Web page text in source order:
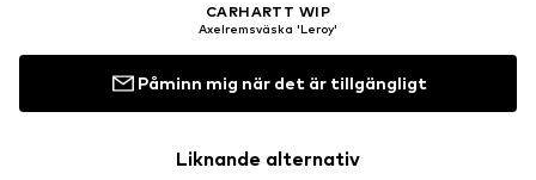
CARHARTT WIP
Axelremsväska 'Leroy'
Påminn mig när det är tillgängligt
Liknande alternativ